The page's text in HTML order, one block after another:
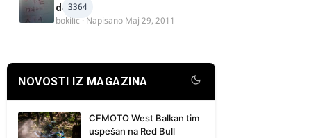
3364
delova
bokilic · Napisano Maj 29, 2011
NOVOSTI IZ MAGAZINA
CFMOTO West Balkan tim
uspešan na Red Bull